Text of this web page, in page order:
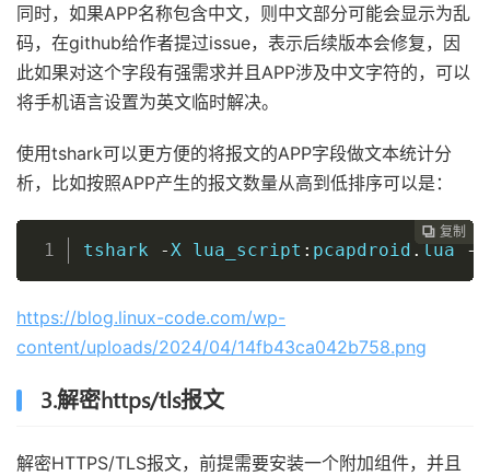
同时，如果APP名称包含中文，则中文部分可能会显示为乱
码，在github给作者提过issue，表示后续版本会修复，因
此如果对这个字段有强需求并且APP涉及中文字符的，可以
将手机语言设置为英文临时解决。
使用tshark可以更方便的将报文的APP字段做文本统计分
析，比如按照APP产生的报文数量从高到低排序可以是：
 复制
 复制
 复制
 复制
 复制
 复制
 复制
tshark -X lua_script : pcapdroid . lua -
https://blog.linux-code.com/wp-
content/uploads/2024/04/14fb43ca042b758.png
3.解密https/tls报文
解密HTTPS/TLS报文，前提需要安装一个附加组件，并且